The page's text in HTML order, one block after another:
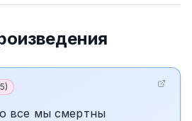
)
все мы смертны